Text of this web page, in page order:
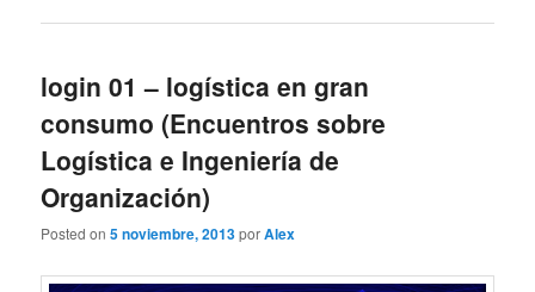
login 01 – logística en gran
consumo (Encuentros sobre
Logística e Ingeniería de
Organización)
Posted on5 noviembre, 2013porAlex